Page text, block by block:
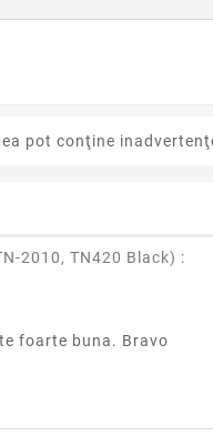
pot conţine
2010, TN420 Black) :
foarte buna. Bravo